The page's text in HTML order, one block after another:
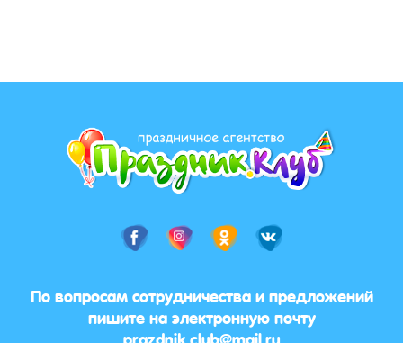
По вопросам сотрудничества и предложений
пишите на электронную почту